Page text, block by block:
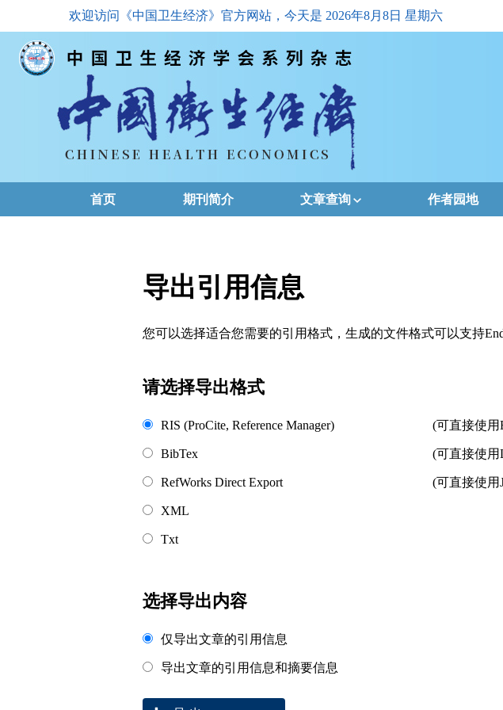
欢迎访问《中国卫生经济》官方网站，今天是 2026年8月8日 星期六
首页 期刊简介 文章查询
下载排名
作者园地
导出引用信息
您可以选择适合您需要的引用格式，生成的文件格式可以支持
请选择导出格式
RIS (ProCite, Reference Manager) (可直接使用
BibTex (可直接使用
RefWorks Direct Export (可直接使用
XML
Txt
选择导出内容
仅导出文章的引用信息
导出文章的引用信息和摘要信息